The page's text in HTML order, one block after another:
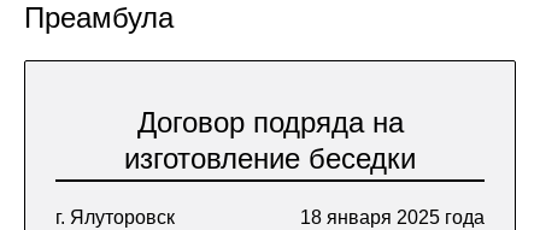
Преамбула
Договор подряда на
изготовление беседки
г. Ялуторовск 18 января 2025 года